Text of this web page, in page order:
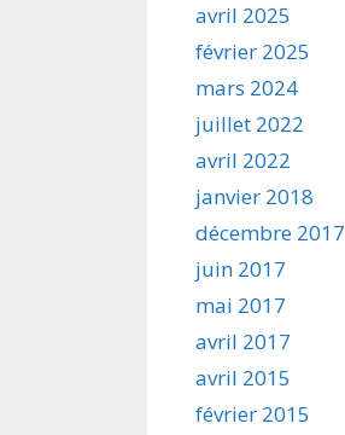
avril 2025
février 2025
mars 2024
juillet 2022
avril 2022
janvier 2018
décembre 2017
juin 2017
mai 2017
avril 2017
avril 2015
février 2015